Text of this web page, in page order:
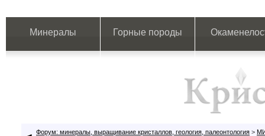
Минералы Горные породы
Форум: минералы, выращивание кристаллов, геология, палеонтология >